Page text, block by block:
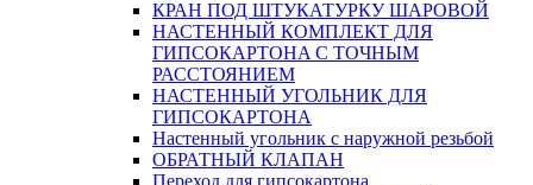
КРАН ПОД ШТУКАТУРКУ ШАРОВОЙ
НАСТЕННЫЙ КОМПЛЕКТ ДЛЯ
ГИПСОКАРТОНA С ТОЧНЫМ
РАССТОЯНИЕМ
НАСТЕННЫЙ УГОЛЬНИК ДЛЯ
ГИПСОКАРТОНА
Настенный угольник с наружной резьбой
ОБРАТНЫЙ КЛАПАН